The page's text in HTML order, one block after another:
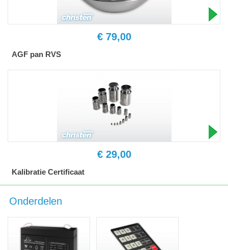
€ 79,00
AGF pan RVS
€ 29,00
Kalibratie Certificaat
Onderdelen